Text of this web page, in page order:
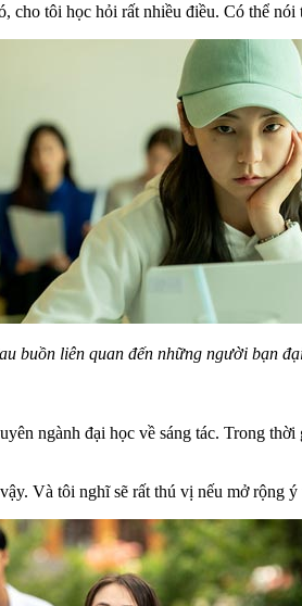
tôi học hỏi rất nhiều điều. Có thể
buồn liên quan đến những người bạn
ngành đại học về sáng tác. Trong
Và tôi nghĩ sẽ rất thú vị nếu mở rộng